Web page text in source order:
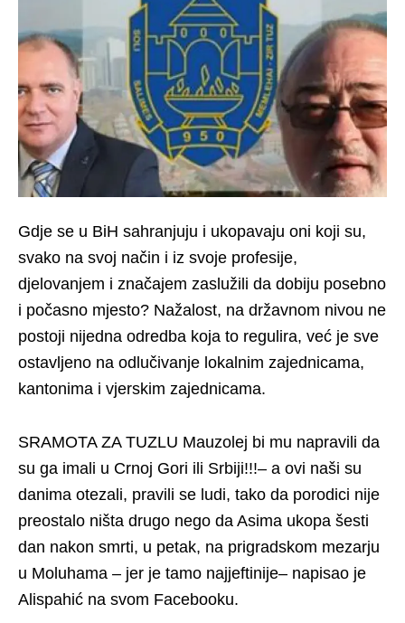
Gdje se u BiH sahranjuju i ukopavaju oni koji su,
svako na svoj način i iz svoje profesije,
djelovanjem i značajem zaslužili da dobiju posebno
i počasno mjesto? Nažalost, na državnom nivou ne
postoji nijedna odredba koja to regulira, već je sve
ostavljeno na odlučivanje lokalnim zajednicama,
kantonima i vjerskim zajednicama.
SRAMOTA ZA TUZLU Mauzolej bi mu napravili da
su ga imali u Crnoj Gori ili Srbiji!!!– a ovi naši su
danima otezali, pravili se ludi, tako da porodici nije
preostalo ništa drugo nego da Asima ukopa šesti
dan nakon smrti, u petak, na prigradskom mezarju
u Moluhama – jer je tamo najjeftinije– napisao je
Alispahić na svom Facebooku.